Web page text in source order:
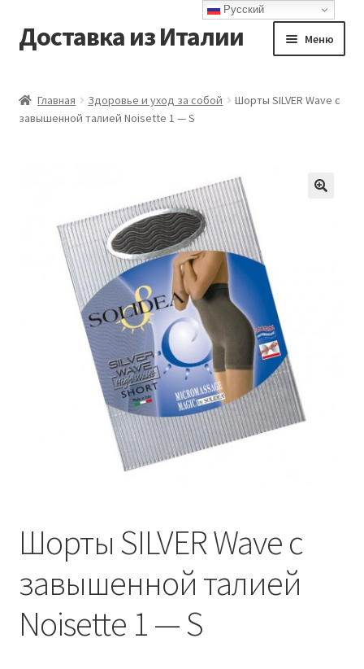
Перейти
к
Перейти
к
Доставка из Италии Меню
Доставка
Мой аккаунт
Оформление заказа
Главная Здоровье и уход за собой
Шорты SILVER Wave с
завышенной талией Noisette 1 — S
Шорты SILVER Wave с
завышенной талией
Noisette 1 — S
Русский